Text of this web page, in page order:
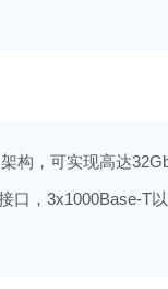
构，可实现高达
口，3x1000Base-T